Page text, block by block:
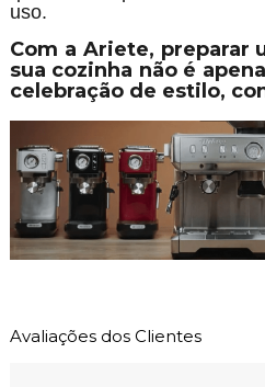
uso.
Com a Ariete, preparar
sua cozinha não é
celebração de estilo,
Avaliações dos Clientes